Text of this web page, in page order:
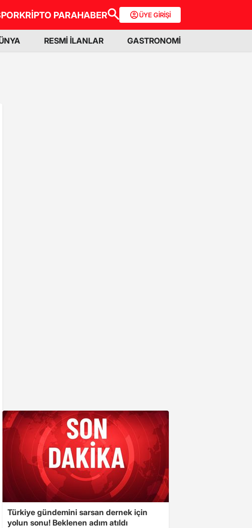
KRİPTO PARAHABER ÜYE GİRİŞİ
RESMİ İLANLAR GASTRONOMİ
Türkiye gündemini sarsan dernek için
yolun sonu! Beklenen adım atıldı